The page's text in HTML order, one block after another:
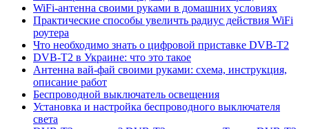
WiFi-антенна своими руками в домашних условиях
Практические способы увеличть радиус действия WiFi
роутера
Что необходимо знать о цифровой приставке DVB-T2
DVB-T2 в Украине: что это такое
Антенна вай-фай своими руками: схема, инструкция,
описание работ
Беспроводной выключатель освещения
Установка и настройка беспроводного выключателя
света